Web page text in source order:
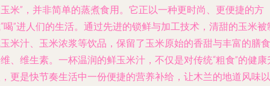
米”，并非简单的蒸煮食用。它正以一种更时尚、更便捷的方
喝”进人们的生活。通过先进的锁鲜与加工技术，清甜的玉米被
米汁、玉米浓浆等饮品，保留了玉米原始的香甜与丰富的膳食
、维生素。一杯温润的鲜玉米汁，不仅是对传统“粗食”的健康
更是快节奏生活中一份便捷的营养补给，让木兰的地道风味以